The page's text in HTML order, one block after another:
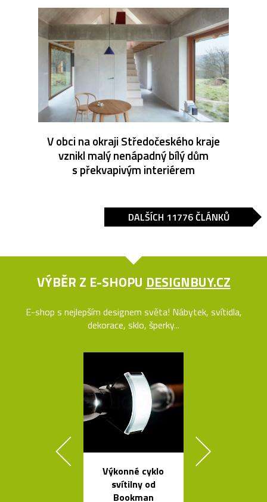
V obci na okraji Středočeského kraje
vznikl malý nenápadný bílý dům
s překvapivým interiérem
DALŠÍCH 11776 ČLÁNKŮ
VÝBĚR Z E-SHOPU DESIGNBUY.CZ
E-shop s nejlepším designem světa! Nábytek, svítidla,
dekorace, sklo, šperky...
Výkonné cyklo
svítilny od
Bookman